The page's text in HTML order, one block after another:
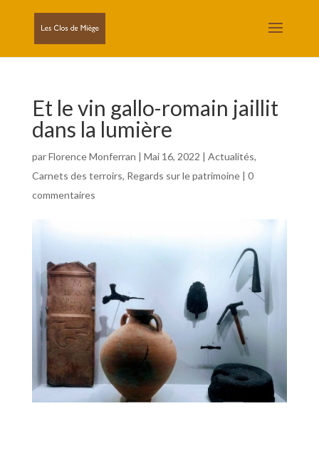
Et le vin gallo-romain jaillit
dans la lumière
parFlorence Monferran | Mai 16, 2022 | Actualités,
Carnets des terroirs, Regards sur le patrimoine| 0
commentaires